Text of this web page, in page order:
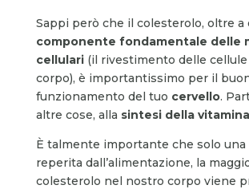
Sappi però che il colesterolo, oltre a
componente fondamentale delle
cellulari (il rivestimento delle
corpo), è importantissimo per il
funzionamento del tuo cervello.
altre cose, alla sintesi della
È talmente importante che solo
reperita dall’alimentazione, la
colesterolo nel nostro corpo viene